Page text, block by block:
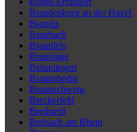
Brandenburg an der Havel
Brandis
Braubach
Braunfels
Braunlage
Bräunlingen
Braunsbedra
Braunschweig
Breckerfeld
Bredstedt
Breisach am Rhein